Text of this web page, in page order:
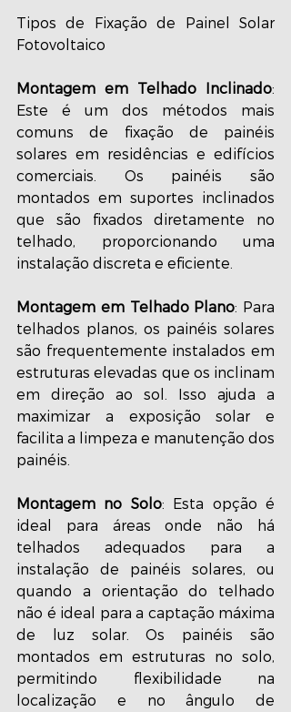
Tipos de Fixação de Painel Solar
Fotovoltaico
Montagem em Telhado Inclinado:
Este é um dos métodos mais
comuns de fixação de painéis
solares em residências e edifícios
comerciais. Os painéis são
montados em suportes inclinados
que são fixados diretamente no
telhado, proporcionando uma
instalação discreta e eficiente.
Montagem em Telhado Plano: Para
telhados planos, os painéis solares
são frequentemente instalados em
estruturas elevadas que os inclinam
em direção ao sol. Isso ajuda a
maximizar a exposição solar e
facilita a limpeza e manutenção dos
painéis.
Montagem no Solo: Esta opção é
ideal para áreas onde não há
telhados adequados para a
instalação de painéis solares, ou
quando a orientação do telhado
não é ideal para a captação máxima
de luz solar. Os painéis são
montados em estruturas no solo,
permitindo flexibilidade na
localização e no ângulo de